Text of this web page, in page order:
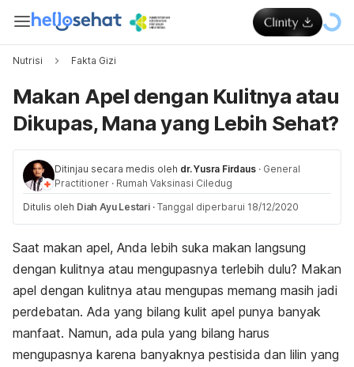
Nutrisi Fakta Gizi
Makan Apel dengan Kulitnya atau
Dikupas, Mana yang Lebih Sehat?
Ditinjau secara medis oleh dr. Yusra Firdaus · General
Practitioner · Rumah Vaksinasi Ciledug
Ditulis oleh Diah Ayu Lestari · Tanggal diperbarui 18/12/2020
Saat makan apel, Anda lebih suka makan langsung
dengan kulitnya atau mengupasnya terlebih dulu? Makan
apel dengan kulitnya atau mengupas memang masih jadi
perdebatan. Ada yang bilang kulit apel punya banyak
manfaat. Namun, ada pula yang bilang harus
mengupasnya karena banyaknya pestisida dan lilin yang